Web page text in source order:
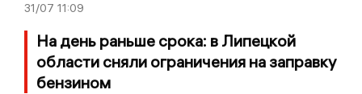
31/07 11:09
На день раньше срока: в Липецкой
области сняли ограничения на заправку
бензином